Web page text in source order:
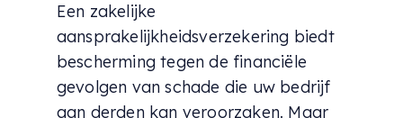
Een zakelijke
aansprakelijkheidsverzekering biedt
bescherming tegen de financiële
gevolgen van schade die uw bedrijf
aan derden kan veroorzaken. Maar